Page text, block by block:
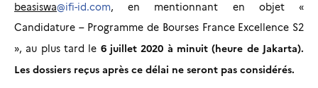
beasiswa@ifi-id.com, en mentionnant en objet «
Candidature – Programme de Bourses France Excellence S2
», au plus tard le 6 juillet 2020 à minuit (heure de Jakarta).
Les dossiers reçus après ce délai ne seront pas considérés.